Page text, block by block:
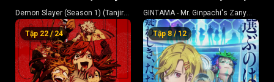
Tập 079 Tập 080 Tập 081
Tập 082 Tập 083 Tập 084
Tập 085 Tập 086 Tập 087
Demon Slayer (Season 1) (Tanjiro
Kamado, Unwavering Resolve
Arc)
GINTAMA - Mr. Ginpachi's Zany
Class
Tập 22 / 24 Tập 8 / 12